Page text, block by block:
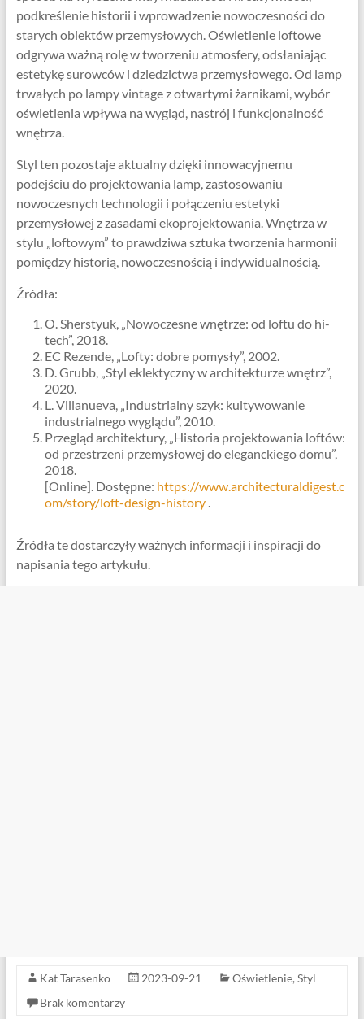
podkreślenie historii i wprowadzenie nowoczesności do
starych obiektów przemysłowych. Oświetlenie loftowe
odgrywa ważną rolę w tworzeniu atmosfery, odsłaniając
estetykę surowców i dziedzictwa przemysłowego. Od lamp
trwałych po lampy vintage z otwartymi żarnikami, wybór
oświetlenia wpływa na wygląd, nastrój i funkcjonalność
wnętrza.
Styl ten pozostaje aktualny dzięki innowacyjnemu
podejściu do projektowania lamp, zastosowaniu
nowoczesnych technologii i połączeniu estetyki
przemysłowej z zasadami ekoprojektowania. Wnętrza w
stylu „loftowym” to prawdziwa sztuka tworzenia harmonii
pomiędzy historią, nowoczesnością i indywidualnością.
Źródła:
O. Sherstyuk, „Nowoczesne wnętrze: od loftu do hi-
tech”, 2018.
EC Rezende, „Lofty: dobre pomysły”, 2002.
D. Grubb, „Styl eklektyczny w architekturze wnętrz”,
2020.
L. Villanueva, „Industrialny szyk: kultywowanie
industrialnego wyglądu”, 2010.
Przegląd architektury, „Historia projektowania loftów:
od przestrzeni przemysłowej do eleganckiego domu”,
2018.
[Online]. Dostępne: https://www.architecturaldigest.c
om/story/loft-design-history.
Źródła te dostarczyły ważnych informacji i inspiracji do
napisania tego artykułu.
Kat Tarasenko 2023-09-21 Oświetlenie, Styl
Brak komentarzy